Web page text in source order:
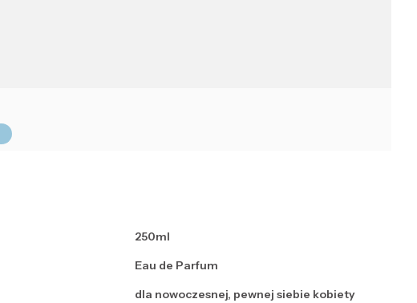
250ml
Eau de Parfum
dla nowoczesnej, pewnej siebie kobiety